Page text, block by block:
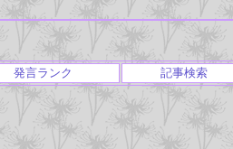
発言ランク 記事検索